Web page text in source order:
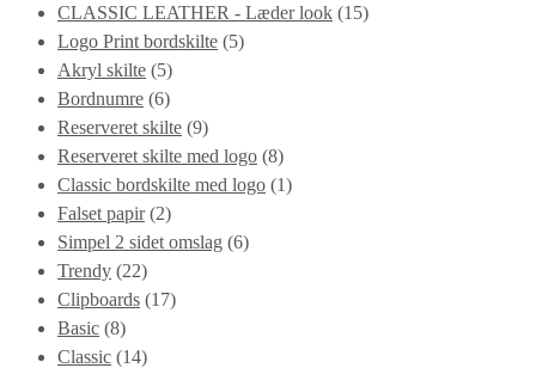
CLASSIC LEATHER - Læder look (15)
Logo Print bordskilte (5)
Akryl skilte (5)
Bordnumre (6)
Reserveret skilte (9)
Reserveret skilte med logo (8)
Classic bordskilte med logo (1)
Falset papir (2)
Simpel 2 sidet omslag (6)
Trendy (22)
Clipboards (17)
Basic (8)
Classic (14)